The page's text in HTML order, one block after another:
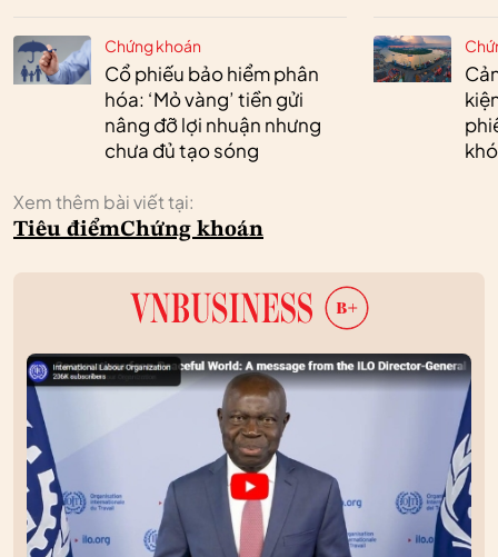
Chứng khoán
Cổ phiếu bảo hiểm phân
hóa: ‘Mỏ vàng’ tiền gửi
nâng đỡ lợi nhuận nhưng
chưa đủ tạo sóng
Xem thêm bài viết tại:
Tiêu điểmChứng khoán